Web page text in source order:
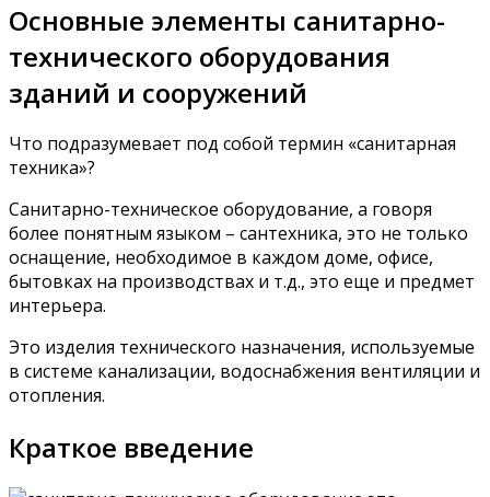
Основные элементы санитарно-
технического оборудования
зданий и сооружений
Что подразумевает под собой термин «санитарная
техника»?
Санитарно-техническое оборудование, а говоря
более понятным языком – сантехника, это не только
оснащение, необходимое в каждом доме, офисе,
бытовках на производствах и т.д., это еще и предмет
интерьера.
Это изделия технического назначения, используемые
в системе канализации, водоснабжения вентиляции и
отопления.
Краткое введение